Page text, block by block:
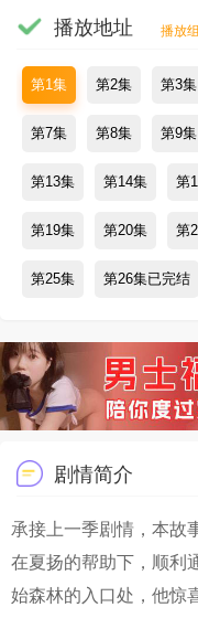
播放地址 播放组
第1集 第2集 第3集
第7集 第8集 第9集
第13集 第14集 第
第19集 第20集 第
第25集 第26集已完结
剧情简介
承接上一季剧情，本故
在夏扬的帮助下，顺利
始森林的入口处，他惊